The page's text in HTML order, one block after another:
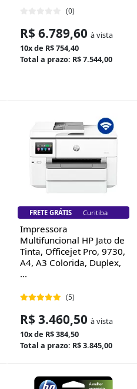
(0)
R$ 6.789,60à vista
10x de R$ 754,40
Total a prazo: R$ 7.544,00
FRETE GRÁTIS Florianópolis
Impressora
Multifuncional HP Jato de
Tinta, Officejet Pro, 9730,
A4, A3 Colorida, Duplex,
...
(5)
R$ 3.460,50à vista
10x de R$ 384,50
Total a prazo: R$ 3.845,00